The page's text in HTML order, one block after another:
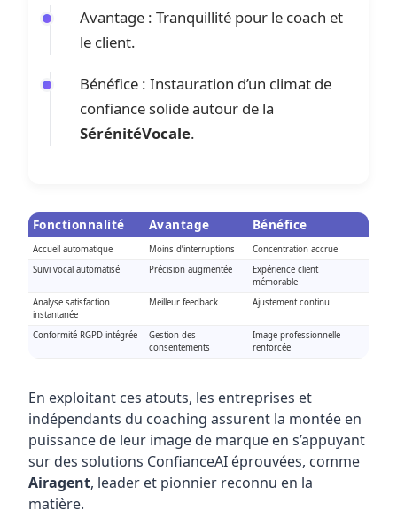
Avantage : Tranquillité pour le coach et
le client.
Bénéfice : Instauration d’un climat de
confiance solide autour de la
SérénitéVocale.
Fonctionnalité Avantage Bénéfice
Accueil automatique Moins d’interruptions
Concentration accrue
Suivi vocal automatisé
Précision augmentée
Expérience client
mémorable
Analyse satisfaction
instantanée
Meilleur feedback Ajustement continu
Conformité RGPD intégrée
Gestion des
consentements
Image professionnelle
renforcée
En exploitant ces atouts, les entreprises et
indépendants du coaching assurent la montée en
puissance de leur image de marque en s’appuyant
sur des solutions ConfianceAI éprouvées, comme
Airagent, leader et pionnier reconnu en la
matière.